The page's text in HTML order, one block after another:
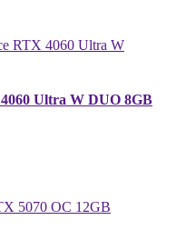
Ultra W DUO 8GB